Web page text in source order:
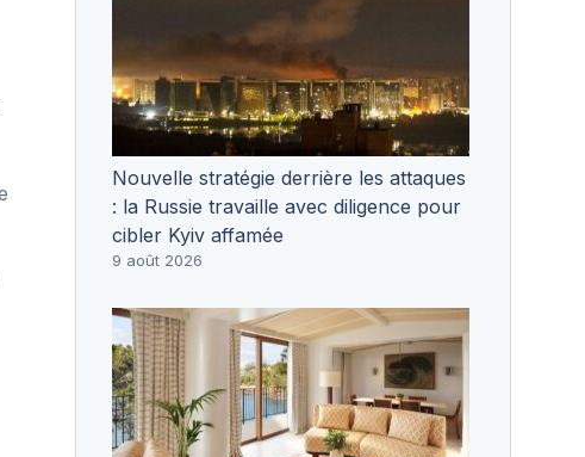
Nouvelle stratégie derrière les attaques
: la Russie travaille avec diligence pour
cibler Kyiv affamée
9 août 2026